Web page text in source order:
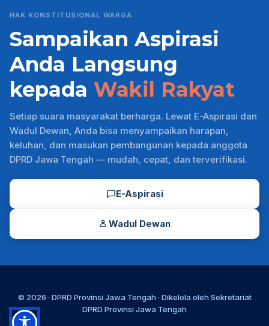
HAK KONSTITUSIONAL WARGA
Sampaikan Aspirasi
Anda Langsung
kepada Wakil Rakyat
Setiap suara masyarakat berharga. Lewat E-Aspirasi dan
Wadul Dewan, Anda bisa menyampaikan harapan,
keluhan, dan masukan pembangunan kepada anggota
DPRD Jawa Tengah — mudah, cepat, dan terverifikasi.
E-Aspirasi
Wadul Dewan
© 2026 · DPRD Provinsi Jawa Tengah · Dikelola oleh Sekretariat
DPRD Provinsi Jawa Tengah